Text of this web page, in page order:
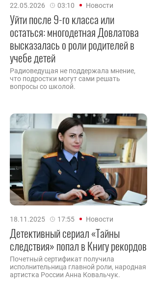
22.05.2026 03:10 Новости
Уйти после 9-го класса или
остаться: многодетная Довлатова
высказалась о роли родителей в
учебе детей
Радиоведущая не поддержала мнение,
что подростки могут сами решать
вопросы со школой.
18.11.2025 17:55 Новости
Детективный сериал «Тайны
следствия» попал в Книгу рекордов
Почетный сертификат получила
исполнительница главной роли, народная
артистка России Анна Ковальчук.